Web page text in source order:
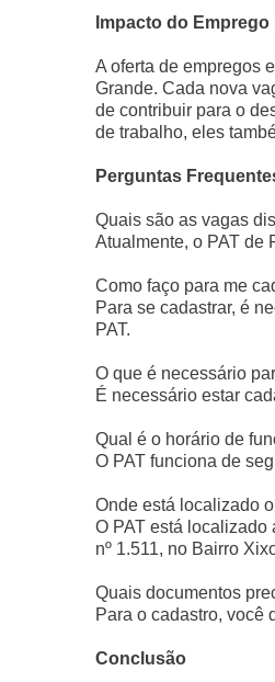
Impacto do
A oferta de empregos
Grande. Cada nova
de contribuir para o
de trabalho, eles
Perguntas
Quais são as vagas
Atualmente, o PAT de
Como faço para me
Para se cadastrar, é
PAT.
O que é necessário
É necessário estar
Qual é o horário de
O PAT funciona de
Onde está localizado
O PAT está localizado
nº 1.511, no Bairro
Quais documentos
Para o cadastro, você
Conclusão